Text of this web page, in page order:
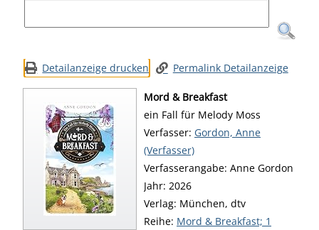
Detailanzeige drucken Permalink Detailanzeige
Mord & Breakfast
ein Fall für Melody Moss
Verfasser: Suche nach diesem
Gordon, Anne
(Verfasser)
Verfasserangabe: Anne Gordon
Jahr: 2026
Verlag: München, dtv
Reihe: Mord & Breakfast; 1